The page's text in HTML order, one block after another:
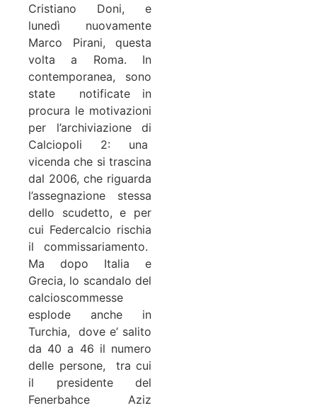
Cristiano Doni, e
lunedì nuovamente
Marco Pirani, questa
volta a Roma. In
contemporanea, sono
state notificate in
procura le motivazioni
per l’archiviazione di
Calciopoli 2: una
vicenda che si trascina
dal 2006, che riguarda
l’assegnazione stessa
dello scudetto, e per
cui Federcalcio rischia
il commissariamento.
Ma dopo Italia e
Grecia, lo scandalo del
calcioscommesse
esplode anche in
Turchia, dove e’ salito
da 40 a 46 il numero
delle persone, tra cui
il presidente del
Fenerbahce Aziz